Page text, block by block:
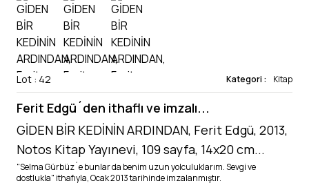
Lot : 42 Kategori : Kitap
Ferit Edgü´den ithaflı ve imzalı...
GİDEN BİR KEDİNİN ARDINDAN, Ferit Edgü, 2013,
Notos Kitap Yayınevi, 109 sayfa, 14x20 cm...
"Selma Gürbüz´e bunlar da benim uzun yolculuklarım. Sevgi ve
dostlukla" ithafıyla, Ocak 2013 tarihinde imzalanmıştır.